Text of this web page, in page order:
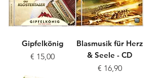
Gipfelkönig
Preis
€ 15,00
Blasmusik für Herz
& Seele - CD
Preis
€ 16,90